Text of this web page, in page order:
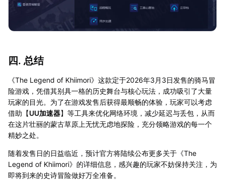
四. 总结
《The Legend of Khiimori》这款定于2026年3月3日发售的骑马冒
险游戏，凭借其别具一格的历史舞台与核心玩法，成功吸引了大量
玩家的目光。为了在游戏发售后获得最顺畅的体验，玩家可以考虑
借助【UU加速器】等工具来优化网络环境，减少延迟与丢包，从而
在这片壮丽的蒙古草原上无忧无虑地探险，充分领略游戏的每一个
精妙之处。
随着发售日的日益临近，预计官方将陆续公布更多关于《The
Legend of Khiimori》的详细信息，感兴趣的玩家不妨保持关注，为
即将到来的史诗冒险做好万全准备。